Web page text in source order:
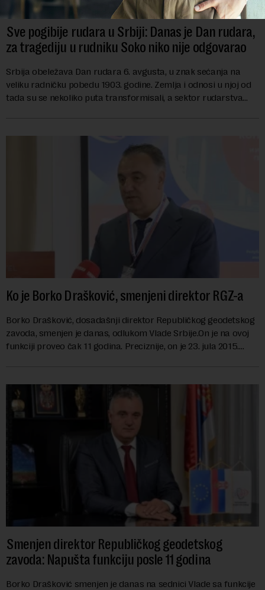
Sve pogibije rudara u Srbiji: Danas je Dan rudara,
za tragediju u rudniku Soko niko nije odgovarao
Srbija obeležava Dan rudara 6. avgusta, u znak sećanja na
veliku radničku pobedu 1903. godine. Zemlja i odnosi u njoj od
tada su se nekoliko puta transformisali, a sektor rudarstva
Ko je Borko Drašković, smenjeni direktor RGZ-a
Borko Drašković, dosadašnji direktor Republičkog geodetskog
zavoda, smenjen je danas, odlukom Vlade Srbije.On je na ovoj
funkciji proveo čak 11 godina. Preciznije, on je 23. jula 2015.
Smenjen direktor Republičkog geodetskog
zavoda: Napušta funkciju posle 11 godina
Borko Drašković smenjen je danas na sednici Vlade sa funkcije